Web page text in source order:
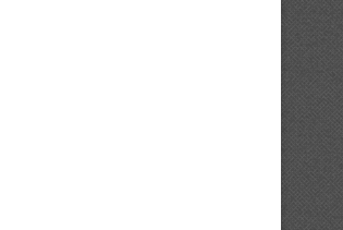
Mercato : Ouattara